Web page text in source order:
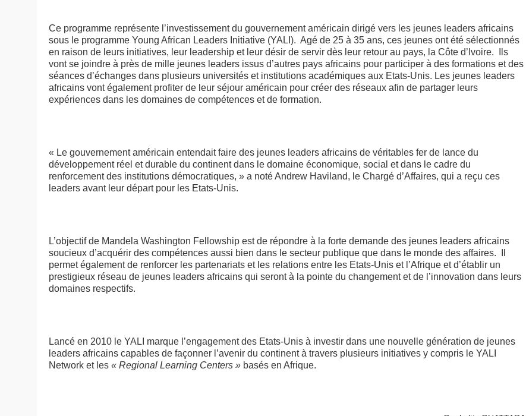
Ce programme représente l’investissement du gouvernement américain dirigé vers les jeunes leaders africains
sous le programme Young African Leaders Initiative (YALI). Agé de 25 à 35 ans, ces jeunes ont été sélectionnés
en raison de leurs initiatives, leur leadership et leur désir de servir dès leur retour au pays, la Côte d’Ivoire. Ils
vont se joindre à près de mille jeunes leaders issus d’autres pays africains pour participer à des formations et des
séances d’échanges dans plusieurs universités et institutions académiques aux Etats-Unis. Les jeunes leaders
africains vont également profiter de leur séjour américain pour créer des réseaux afin de partager leurs
expériences dans les domaines de compétences et de formation.
« Le gouvernement américain entendait faire des jeunes leaders africains de véritables fer de lance du
développement réel et durable du continent dans le domaine économique, social et dans le cadre du
renforcement des institutions démocratiques, » a noté Andrew Haviland, le Chargé d’Affaires, qui a reçu ces
leaders avant leur départ pour les Etats-Unis.
L’objectif de Mandela Washington Fellowship est de répondre à la forte demande des jeunes leaders africains
soucieux d’acquérir des compétences aussi bien dans le secteur publique que dans le monde des affaires. Il
permet également de renforcer les partenariats et les relations entre les Etats-Unis et l’Afrique et d’établir un
prestigieux réseau de jeunes leaders africains qui seront à la pointe du changement et de l’innovation dans leurs
domaines respectifs.
Lancé en 2010 le YALI marque l’engagement des Etats-Unis à investir dans une nouvelle génération de jeunes
leaders africains capables de façonner l’avenir du continent à travers plusieurs initiatives y compris le YALI
Network et les « Regional Learning Centers » basés en Afrique.